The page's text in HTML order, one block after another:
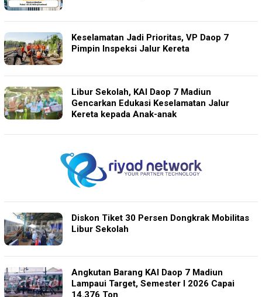
Keselamatan Jadi Prioritas, VP Daop 7
Pimpin Inspeksi Jalur Kereta
Libur Sekolah, KAI Daop 7 Madiun
Gencarkan Edukasi Keselamatan Jalur
Kereta kepada Anak-anak
Diskon Tiket 30 Persen Dongkrak Mobilitas
Libur Sekolah
Angkutan Barang KAI Daop 7 Madiun
Lampaui Target, Semester I 2026 Capai
14.376 Ton